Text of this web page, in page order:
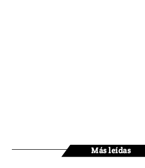
Más leídas